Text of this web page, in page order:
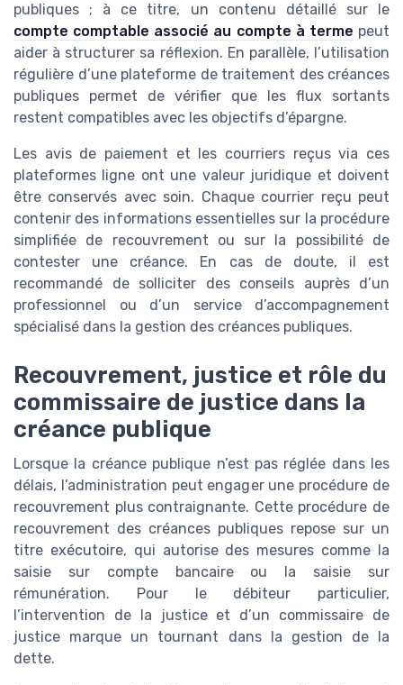
publiques ; à ce titre, un contenu détaillé sur le
compte comptable associé au compte à terme peut
aider à structurer sa réflexion. En parallèle, l’utilisation
régulière d’une plateforme de traitement des créances
publiques permet de vérifier que les flux sortants
restent compatibles avec les objectifs d’épargne.
Les avis de paiement et les courriers reçus via ces
plateformes ligne ont une valeur juridique et doivent
être conservés avec soin. Chaque courrier reçu peut
contenir des informations essentielles sur la procédure
simplifiée de recouvrement ou sur la possibilité de
contester une créance. En cas de doute, il est
recommandé de solliciter des conseils auprès d’un
professionnel ou d’un service d’accompagnement
spécialisé dans la gestion des créances publiques.
Recouvrement, justice et rôle du
commissaire de justice dans la
créance publique
Lorsque la créance publique n’est pas réglée dans les
délais, l’administration peut engager une procédure de
recouvrement plus contraignante. Cette procédure de
recouvrement des créances publiques repose sur un
titre exécutoire, qui autorise des mesures comme la
saisie sur compte bancaire ou la saisie sur
rémunération. Pour le débiteur particulier,
l’intervention de la justice et d’un commissaire de
justice marque un tournant dans la gestion de la
dette.